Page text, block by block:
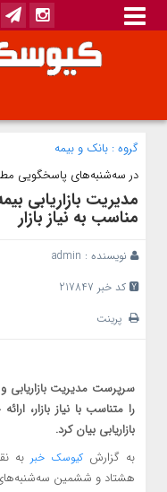
گروه : بانک‌ و بیمه
در سه‌شنبه‌های پاسخگویی
مدیریت بازاریابی
مناسب به نیاز بازار
نویسنده : admin
کد خبر 217847
پرینت
سرپرست مدیریت بازاریابی
را متناسب با نیاز بازار،
بازاریابی بیان کرد.
به گزارش کیوسک خبر به
هشتاد و ششمین